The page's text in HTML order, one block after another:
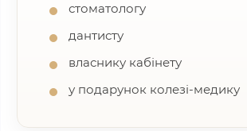
стоматологу
дантисту
власнику кабінету
у подарунок колезі-медику